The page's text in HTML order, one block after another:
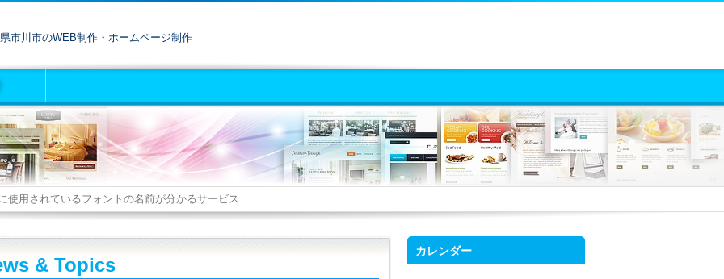
市川市のWEB制作・ホームページ制作
使用されているフォントの名前が分かるサービス
& Topics
カレンダー